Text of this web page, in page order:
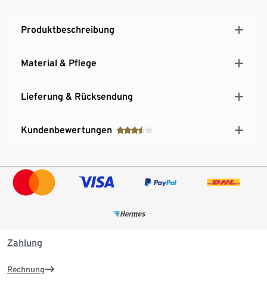
Produktbeschreibung
Material & Pflege
Lieferung & Rücksendung
Kundenbewertungen
Zahlung
Rechnung